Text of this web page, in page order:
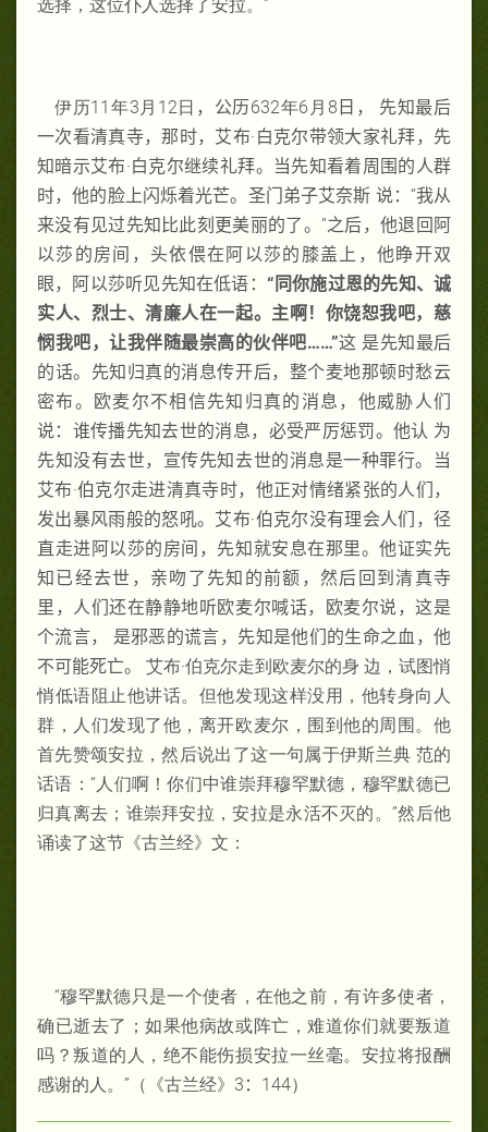
选择，这位仆人选择了安拉。”
伊历11年3月12日 ，公历632年6月8 日， 先知最后
一次看清真寺，那时，艾布·白克尔带领大家礼拜，先
知暗示艾布·白克尔继续礼拜。当先知看着周围的人群
时，他的脸上闪烁着光芒。圣门弟子艾奈斯 说：“我从
来没有见过先知比此刻更美丽的了。”之后，他退回阿
以莎的房间，头依偎在阿以莎的膝盖上，他睁开双
眼，阿以莎听见先知在低语： “同你施过恩的先知、诚
实人、烈士、清廉人在一起。主啊！你饶恕我吧，慈
悯我吧，让我伴随最崇高的伙伴吧……”这 是先知最后
的话。先知归真的消息传开后，整个麦地那顿时愁云
密布。欧麦尔不相信先知归真的消息，他威胁人们
说：谁传播先知去世的消息，必受严厉惩罚。他认 为
先知没有去世，宣传先知去世的消息是一种罪行。当
艾布·伯克尔走进清真寺时，他正对情绪紧张的人们，
发出暴风雨般的怒吼。艾布·伯克尔没有理会人们，径
直走进阿以莎的房间，先知就安息在那里。他证实先
知已经去世，亲吻了先知的前额，然后回到清真寺
里，人们还在静静地听欧麦尔喊话，欧麦尔说，这是
个流言， 是邪恶的谎言，先知是他们的生命之血，他
不可能死亡。
艾布·伯克尔走到欧麦尔的身 边，试图悄
悄低语阻止他讲话。但他发现这样没用，他转身向人
群，人们发现了他，离开欧麦尔，围到他的周围。他
首先赞颂安拉，然后说出了这一句属于伊斯兰典 范的
话语：“人们啊！你们中谁崇拜穆罕默德，穆罕默德已
归真离去；谁崇拜安拉，安拉是永活不灭的。”然后他
诵读了这节《古兰经》文：
“穆罕默德只是一个使者，在他之前，有许多使者，
确已逝去了；如果他病故或阵亡，难道你们就要叛道
吗？叛道的人，绝不能伤损安拉一丝毫。安拉将报酬
感谢的人。”（《古兰经》3 ： 144）